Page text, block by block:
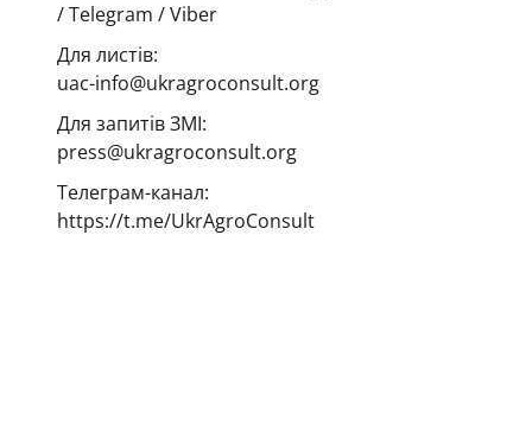
/ Telegram / Viber
Для листів:
uac-info@ukragroconsult.org
Для запитів ЗМІ:
press@ukragroconsult.org
Телеграм-канал:
https://t.me/UkrAgroConsult